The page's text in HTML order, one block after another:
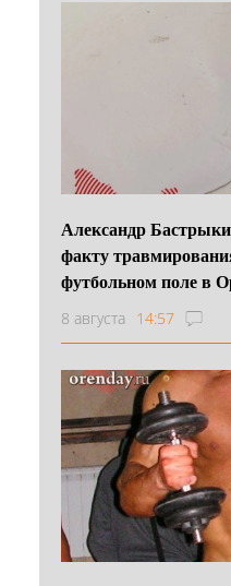
Александр
факту
футбольном поле в
8 августа 14:57